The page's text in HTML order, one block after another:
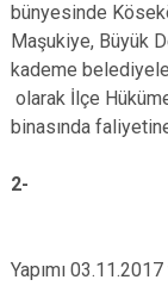
bünyesinde
Maşukiye, Büyük
kademe
olarak İlçe
binasında
2-
Yapımı